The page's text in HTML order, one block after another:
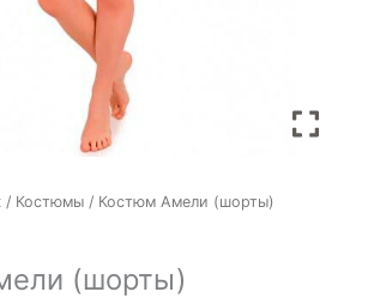
/ Костюмы / Костюм Амели (шорты)
(шорты)